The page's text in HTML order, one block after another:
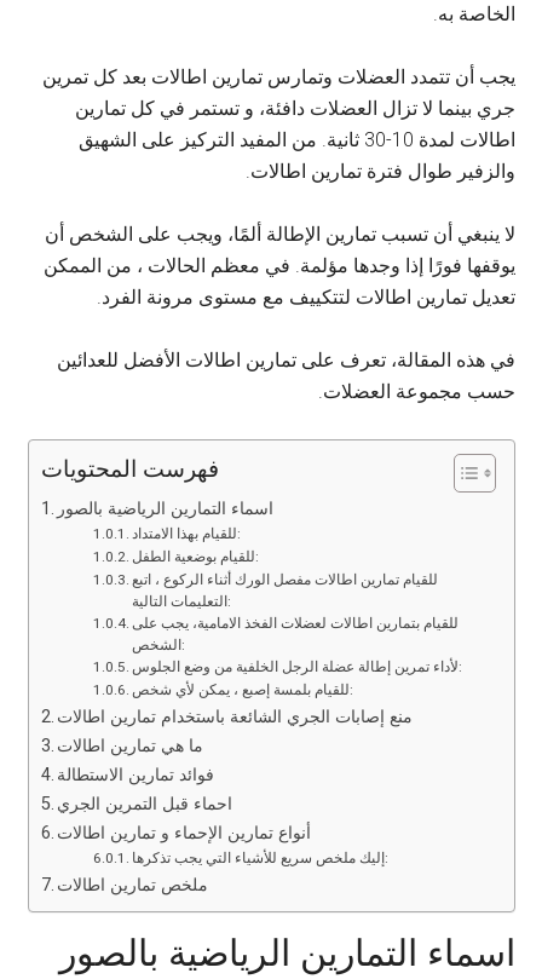
الخاصة به.
يجب أن تتمدد العضلات وتمارس تمارين اطالات بعد كل تمرين
جري بينما لا تزال العضلات دافئة، و تستمر في كل تمارين
اطالات لمدة 10-30 ثانية. من المفيد التركيز على الشهيق
والزفير طوال فترة تمارين اطالات.
لا ينبغي أن تسبب تمارين الإطالة ألمًا، ويجب على الشخص أن
يوقفها فورًا إذا وجدها مؤلمة. في معظم الحالات ، من الممكن
تعديل تمارين اطالات لتتكييف مع مستوى مرونة الفرد.
في هذه المقالة، تعرف على تمارين اطالات الأفضل للعدائين
حسب مجموعة العضلات.
فهرست المحتويات
اسماء التمارين الرياضية بالصور
للقيام بهذا الامتداد:
للقيام بوضعية الطفل:
للقيام تمارين اطالات مفصل الورك أثناء الركوع ، اتبع
التعليمات التالية:
للقيام بتمارين اطالات لعضلات الفخذ الامامية، يجب على
الشخص:
لأداء تمرين إطالة عضلة الرجل الخلفية من وضع الجلوس:
للقيام بلمسة إصبع ، يمكن لأي شخص:
منع إصابات الجري الشائعة باستخدام تمارين اطالات
ما هي تمارين اطالات
فوائد تمارين الاستطالة
احماء قبل التمرين الجري
أنواع تمارين الإحماء و تمارين اطالات
إليك ملخص سريع للأشياء التي يجب تذكرها:
ملخص تمارين اطالات
اسماء التمارين الرياضية بالصور